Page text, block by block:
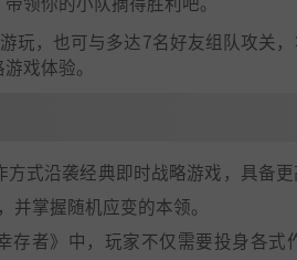
玩，也可与多达7名好友组队攻关
戏体验。
方式沿袭经典即时战略游戏，具备
掌握随机应变的本领。
存者》中，玩家不仅需要投身各式